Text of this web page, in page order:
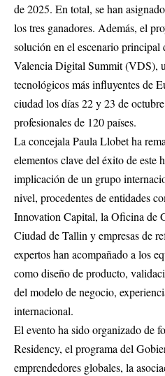
de 2025. En total, se han
los tres ganadores. Además, el
solución en el escenario
Valencia Digital Summit (VDS),
tecnológicos más influyentes de
ciudad los días 22 y 23 de
profesionales de 120 países.
La concejala Paula Llobet ha
elementos clave del éxito de este
implicación de un grupo
nivel, procedentes de entidades
Innovation Capital, la Oficina de
Ciudad de Tallin y empresas de
expertos han acompañado a los
como diseño de producto,
del modelo de negocio,
internacional.
El evento ha sido organizado de
Residency, el programa del
emprendedores globales, la